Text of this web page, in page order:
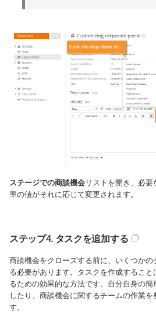
ステージでの商談機会リストを開き、必
率の値がそれに応じて変更されます。
ステップ4. タスクを追加する
商談機会をクローズする前に、いくつか
る必要があります。タスクを作成するこ
るための効果的な方法です。自分自身の
したり、商談機会に関するチームの作業
す。